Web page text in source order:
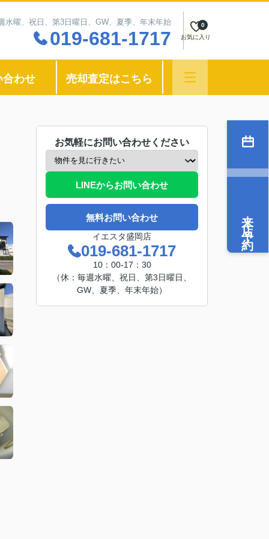
曜、祝日、第3日曜日、GW、夏季、年末年始
019-681-1717 お気に入り
0
合わせ 売却査定はこちら
お気軽にお問い合わせください
LINEからお問い合わせ
無料お問い合わせ
イエスタ盛岡店
019-681-1717
10：00-17：30
（休：毎週水曜、祝日、第3日曜日、
GW、夏季、年末年始）
来店予約